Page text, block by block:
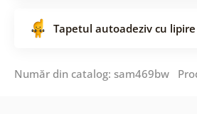
Tapetul autoadeziv cu
Număr din catalog: sam469bw